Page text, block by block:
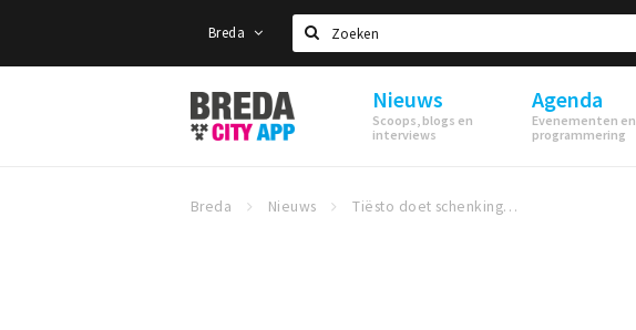
Breda
Zoeken
Stappen
&
Shoppen
Nieuws
Scoops, blogs en
interviews
Agenda
Evenementen en
programmering
Breda Nieuws Tiësto doet schenking aan Jeugdfonds Sport & Cultuur Breda